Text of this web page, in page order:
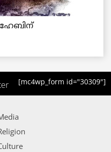
[mc4wp_form id="30309"]